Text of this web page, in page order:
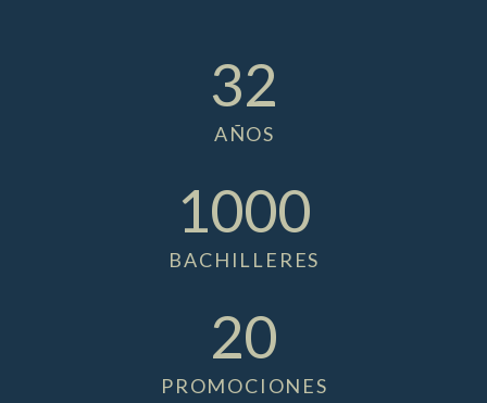
32
AÑOS
1000
BACHILLERES
20
PROMOCIONES